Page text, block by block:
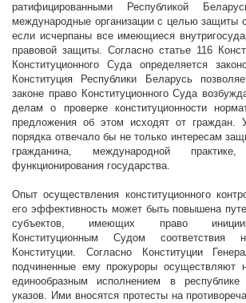
ратифицированными Республикой
международные организации с целью защиты
если исчерпаны все имеющиеся
правовой защиты. Согласно статье 116
Конституционного Суда определяется
Конституция Республики Беларусь
законе право Конституционного Суда
делам о проверке конституционности
предложения об этом исходят от граждан.
порядка отвечало бы не только интересам
гражданина, международной
функционирования государства.
Опыт осуществления конституционного
его эффективность может быть повышена
субъектов, имеющих право
Конституционным Судом соответствия
Конституции. Согласно Конституции
подчиненные ему прокуроры осуществляют
единообразным исполнением в республике
указов. Ими вносятся протесты на